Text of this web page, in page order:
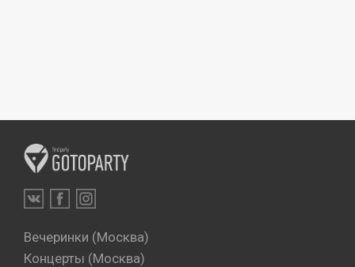
Вечеринки (Москва)
Концерты (Москва)